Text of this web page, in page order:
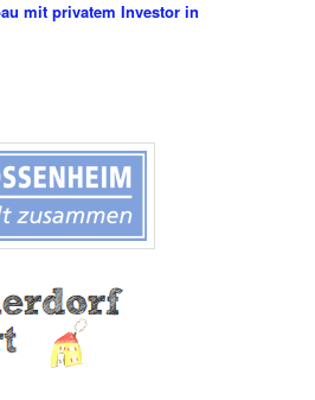
mit privatem Investor in